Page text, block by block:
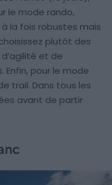
le mode rando,
la fois robustes mais
plutôt des
et de
Enfin, pour le mode
trail. Dans tous les
avant de partir